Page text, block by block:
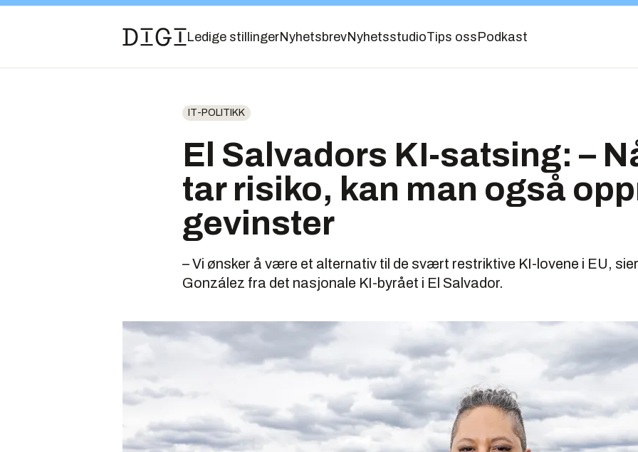
Ledige stillingerNyhetsbrevNyhetsstudioTips oss Podkast
IT-POLITIKK
El Salvadors KI-satsing: –
tar risiko, kan man også
gevinster
– Vi ønsker å være et alternativ til de svært restriktive KI-lovene i EU,
González fra det nasjonale KI-byrået i El Salvador.